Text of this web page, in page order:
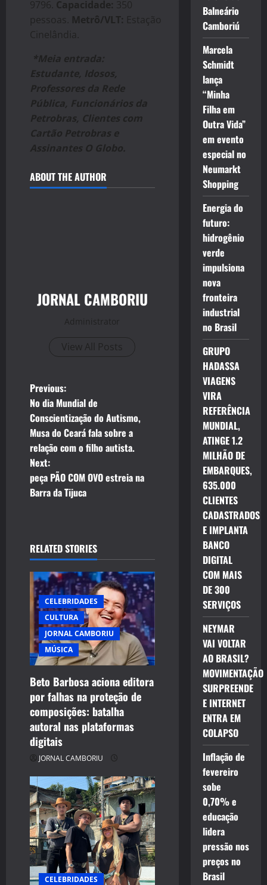
9796. Capacidade: 350
pessoas. Metrô/VLT: Estação
Cinelândia.
*Meia entrada:
Estudante, Idosos,
Professores da Rede
Pública, Funcionários da
Petrobras, Clientes com
Cartão Petrobras e
Assinantes O Globo.
ABOUT THE AUTHOR
JORNAL CAMBORIU
Administrator
View All Posts
P
o
s
t
n
v
i
g
a
t
i
o
n
Previous:
No dia Mundial de
Conscientização do Autismo,
Musa do Ceará fala sobre a
relação com o filho autista.
Next:
peça PÃO COM OVO estreia na
Barra da Tijuca
RELATED STORIES
CELEBRIDADES
CULTURA
JORNAL CAMBORIU
MÚSICA
Beto Barbosa aciona editora
por falhas na proteção de
composições: batalha
autoral nas plataformas
digitais
JORNAL CAMBORIU
CELEBRIDADES
Balneário
Camboriú
Marcela
Schmidt
lança
“Minha
Filha em
Outra Vida”
em evento
especial no
Neumarkt
Shopping
Energia do
futuro:
hidrogênio
verde
impulsiona
nova
fronteira
industrial
no Brasil
GRUPO
HADASSA
VIAGENS
VIRA
REFERÊNCIA
MUNDIAL,
ATINGE 1.2
MILHÃO DE
EMBARQUES,
635.000
CLIENTES
CADASTRADOS
E IMPLANTA
BANCO
DIGITAL
COM MAIS
DE 300
SERVIÇOS
NEYMAR
VAI VOLTAR
AO BRASIL?
MOVIMENTAÇÃO
SURPREENDE
E INTERNET
ENTRA EM
COLAPSO
Inflação de
fevereiro
sobe
0,70% e
educação
lidera
pressão nos
preços no
Brasil